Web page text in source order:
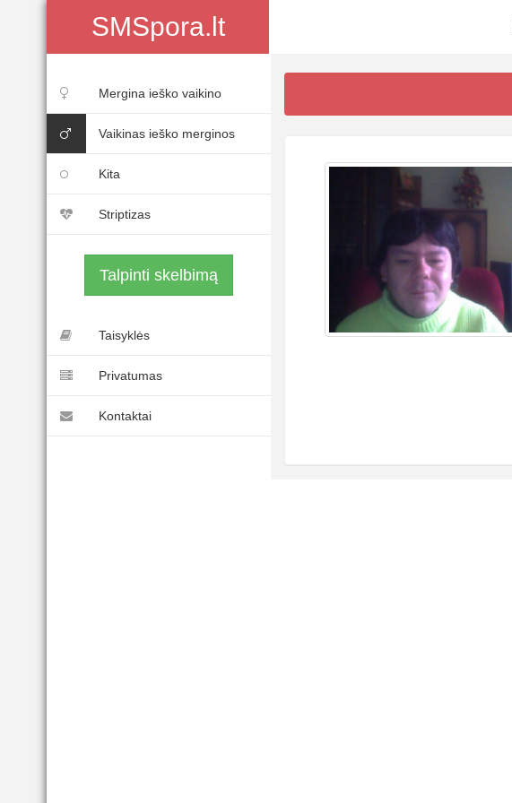
SMSpora.lt
Mergina ieško vaikino
Vaikinas ieško merginos
Kita
Striptizas
Talpinti skelbimą
Taisyklės
Privatumas
Kontaktai